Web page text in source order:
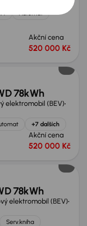
Akční cena
520 000 Kč
78kWh
elektromobil (BEV)
+7 dalších
Akční cena
520 000 Kč
78kWh
elektromobil (BEV)
Serv.kniha